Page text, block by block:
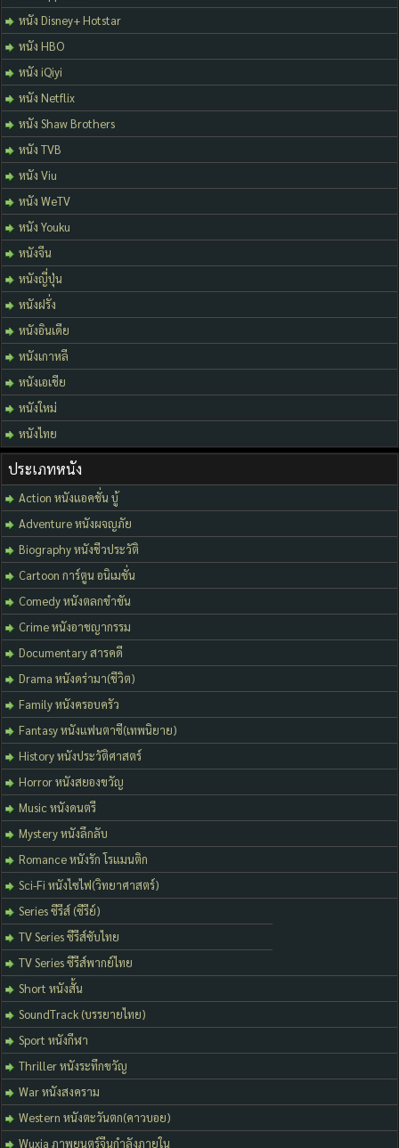
หนัง Disney+ Hotstar
หนัง HBO
หนัง iQiyi
หนัง Netflix
หนัง Shaw Brothers
หนัง TVB
หนัง Viu
หนัง WeTV
หนัง Youku
หนังจีน
หนังญี่ปุ่น
หนังฝรั่ง
หนังอินเดีย
หนังเกาหลี
หนังเอเชีย
หนังใหม่
หนังไทย
ประเภทหนัง
Action หนังแอคชั่น บู้
Adventure หนังผจญภัย
Biography หนังชีวประวัติ
Cartoon การ์ตูน อนิเมชั่น
Comedy หนังตลกขำขัน
Crime หนังอาชญากรรม
Documentary สารคดี
Drama หนังดร่ามา(ชีวิต)
Family หนังครอบครัว
Fantasy หนังแฟนตาซี(เทพนิยาย)
History หนังประวัติศาสตร์
Horror หนังสยองขวัญ
Music หนังดนตรี
Mystery หนังลึกลับ
Romance หนังรัก โรแมนติก
Sci-Fi หนังไซไฟ(วิทยาศาสตร์)
Series ซีรีส์ (ซีรีย์)
TV Series ซีรีส์ซับไทย
TV Series ซีรีส์พากย์ไทย
Short หนังสั้น
SoundTrack (บรรยายไทย)
Sport หนังกีฬา
Thriller หนังระทึกขวัญ
War หนังสงคราม
Western หนังตะวันตก(คาวบอย)
Wuxia ภาพยนตร์จีนกำลังภายใน